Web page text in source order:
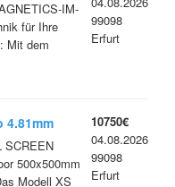
IM-
für Ihre
Mit dem
99098
Erfurt
4.81mm
SCREEN
500x500mm
Modell XS
10750€
04.08.2026
99098
Erfurt